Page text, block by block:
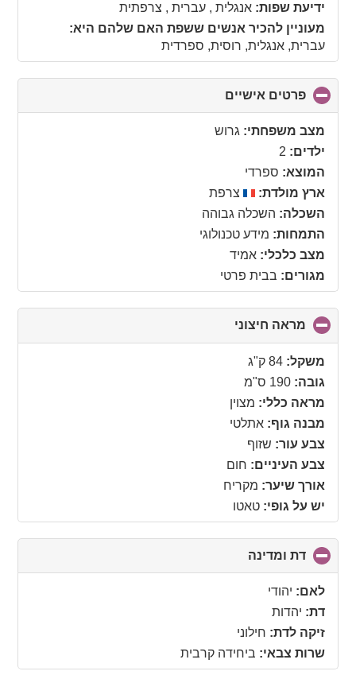
collapse
ידיעת שפות: אנגלית , עברית , צרפתית
מעוניין להכיר אנשים ששפת האם שלהם היא:
עברית, אנגלית, רוסית, ספרדית
פרטים אישיים
to
collapse
מצב משפחתי: גרוש
ילדים: 2
המוצא: ספרדי
ארץ מולדת:
צרפת
השכלה: השכלה גבוהה
התמחות: מידע טכנולוגי
מצב כלכלי: אמיד
מגורים: בבית פרטי
מראה חיצוני
to
משקל: 84 ק"ג
גובה: 190 ס"מ
מראה כללי: מצוין
מבנה גוף: אתלטי
צבע עור: שזוף
צבע העיניים: חום
אורך שיער: מקריח
יש על גופי: טאטו
דת ומדינה
to
לאם: יהודי
דת: יהדות
זיקה לדת: חילוני
שרות צבאי: ביחידה קרבית